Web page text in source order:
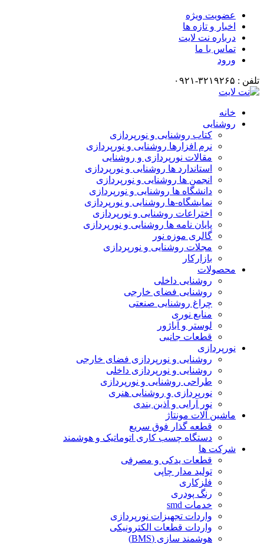
عضویت ویژه
اخبار و تازه ها
درباره نت لایت
تماس با ما
ورود
تلفن : ۳۲۱۹۲۶۵-۰۹۲۱
خانه
روشنایی
کتاب روشنایی و نورپردازی
نرم افزارها روشنایی و نورپردازی
مقالات نورپردازی و روشنایی
استاندارد ها روشنایی و نورپردازی
انجمن ها روشنایی و نورپردازی
دانشگاه ها روشنایی و نورپردازی
نمایشگاه-ها روشنایی و نورپردازی
اختراعات روشنایی و نورپردازی
پایان نامه ها روشنایی و نورپردازی
گالری موزه نور
مجلات روشنایی و نورپردازی
بازارکار
محصولات
روشنایی داخلی
روشنایی فضای خارجی
چراغ روشنایی صنعتی
منابع نوری
لوستر و آباژور
قطعات جانبی
نورپردازی
روشنایی و نورپردازی فضای خارجی
روشنایی و نورپردازی داخلی
طراحی روشنایی و نورپردازی
نورپردازی و روشنایی هنری
نور آرایی و آذین بندی
ماشین آلات مونتاژ
قطعه گذار فوق سریع
دستگاه چسب کاری اتوماتیک و هوشمند
شرکت ها
قطعات یدکی و مصرفی
تولید مدار چاپی
فلزکاری
رنگ پودری
خدمات smd
واردات تجهیزات نورپردازی
واردات قطعات الکترونیکی
هوشمند سازی (BMS)